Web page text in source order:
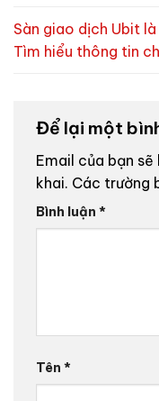
Sàn giao dịch Ubit là
Tìm hiểu thông tin
Để lại một
Email của bạn
khai. Các trường
Bình luận *
Tên *